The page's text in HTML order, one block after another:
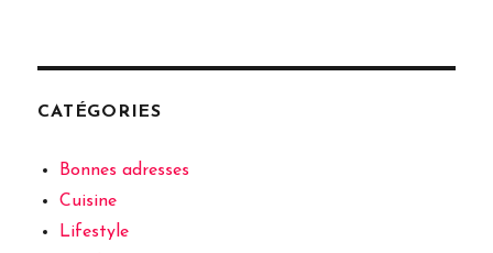
CATÉGORIES
Bonnes adresses
Cuisine
Lifestyle